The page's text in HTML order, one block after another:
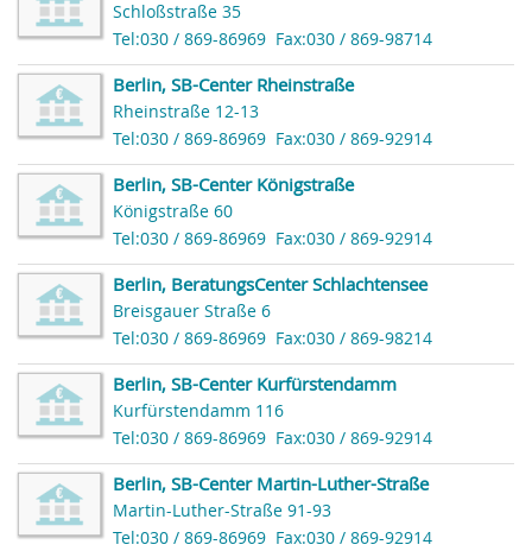
Schloßstraße 35
Tel:030 / 869-86969 Fax:030 / 869-98714
Berlin, SB-Center Rheinstraße
Rheinstraße 12-13
Tel:030 / 869-86969 Fax:030 / 869-92914
Berlin, SB-Center Königstraße
Königstraße 60
Tel:030 / 869-86969 Fax:030 / 869-92914
Berlin, BeratungsCenter Schlachtensee
Breisgauer Straße 6
Tel:030 / 869-86969 Fax:030 / 869-98214
Berlin, SB-Center Kurfürstendamm
Kurfürstendamm 116
Tel:030 / 869-86969 Fax:030 / 869-92914
Berlin, SB-Center Martin-Luther-Straße
Martin-Luther-Straße 91-93
Tel:030 / 869-86969 Fax:030 / 869-92914